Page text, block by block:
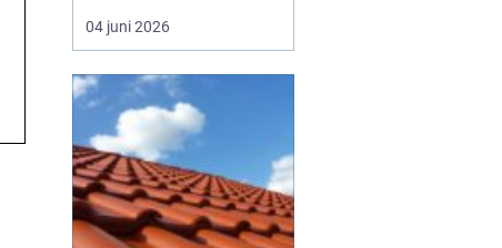
uppvärmning. Vind, regn
och salta havsvindar
samtidigt som
energipriserna rör sig
upp och ned. Fler
villaägare,
bostadsrättsföreningar
och företag ser dä...
04 juni 2026